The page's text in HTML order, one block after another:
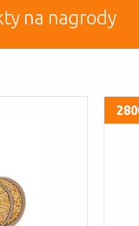
na nagrody